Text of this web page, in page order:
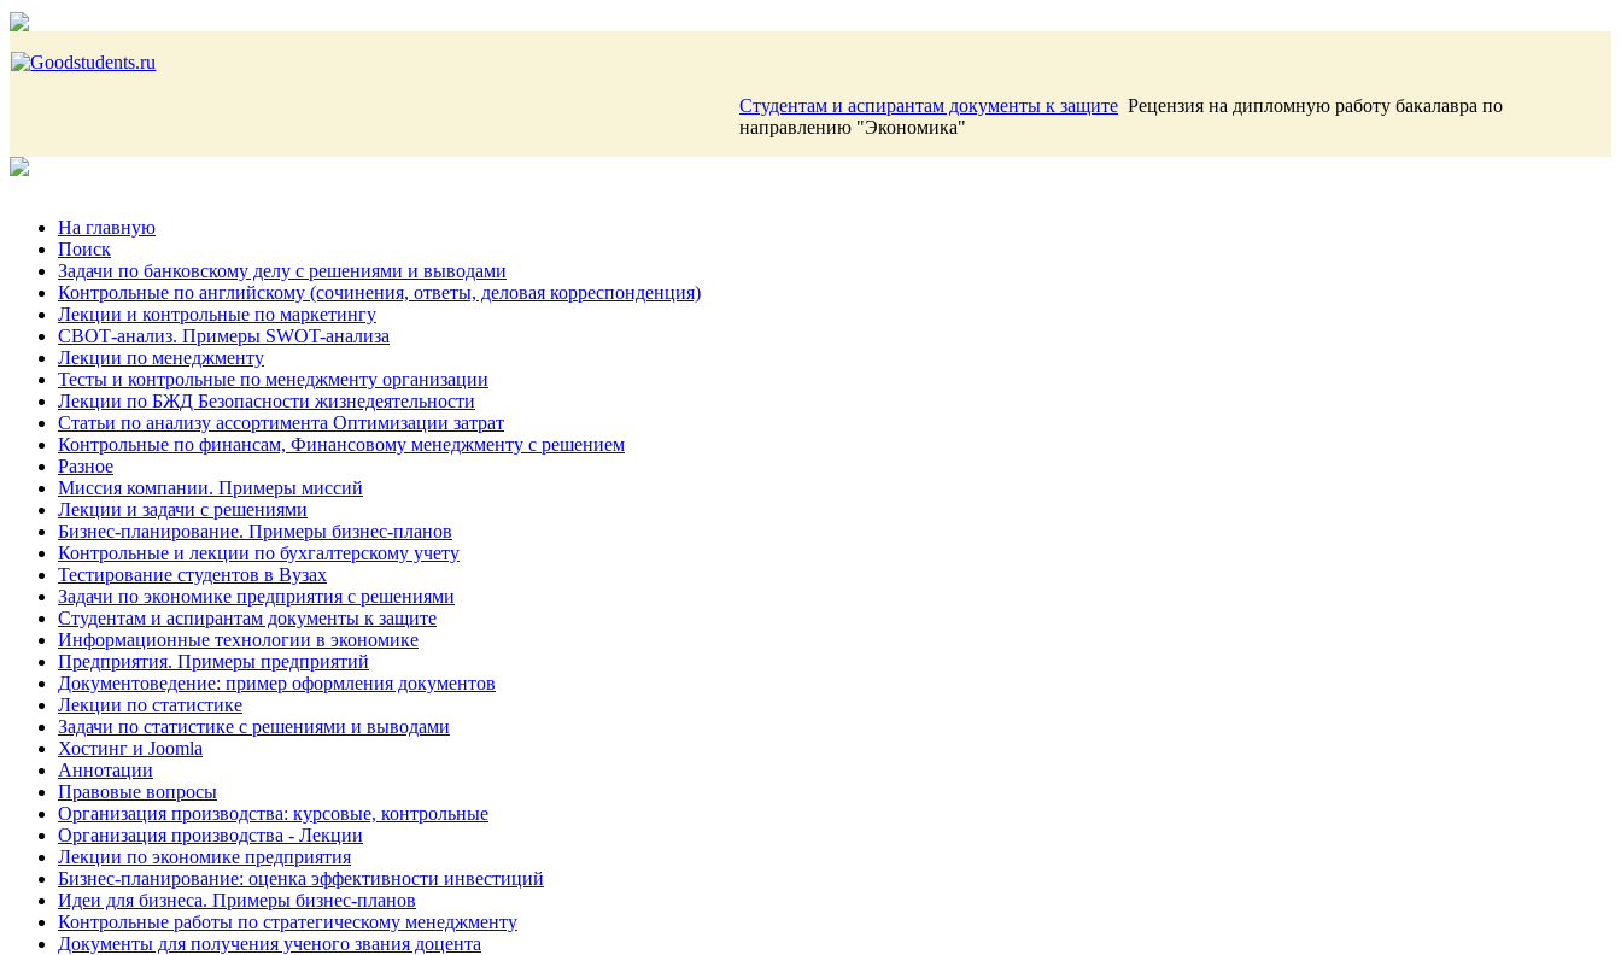
Студентам и аспирантам документы к защите Рецензия на дипломную работу бакалавра по
направлению "Экономика"
На главную
Поиск
Задачи по банковскому делу с решениями и выводами
Контрольные по английскому (сочинения, ответы, деловая корреспонденция)
Лекции и контрольные по маркетингу
СВОТ-анализ. Примеры SWOT-анализа
Лекции по менеджменту
Тесты и контрольные по менеджменту организации
Лекции по БЖД Безопасности жизнедеятельности
Статьи по анализу ассортимента Оптимизации затрат
Контрольные по финансам, Финансовому менеджменту с решением
Разное
Миссия компании. Примеры миссий
Лекции и задачи с решениями
Бизнес-планирование. Примеры бизнес-планов
Контрольные и лекции по бухгалтерскому учету
Тестирование студентов в Вузах
Задачи по экономике предприятия с решениями
Студентам и аспирантам документы к защите
Информационные технологии в экономике
Предприятия. Примеры предприятий
Документоведение: пример оформления документов
Лекции по статистике
Задачи по статистике с решениями и выводами
Хостинг и Joomla
Аннотации
Правовые вопросы
Организация производства: курсовые, контрольные
Организация производства - Лекции
Лекции по экономике предприятия
Бизнес-планирование: оценка эффективности инвестиций
Идеи для бизнеса. Примеры бизнес-планов
Контрольные работы по стратегическому менеджменту
Документы для получения ученого звания доцента